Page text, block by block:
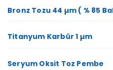
Bronz Tozu 44 µm ( % 85
Titanyum Karbür 1 µm
Seryum Oksit Toz Pembe